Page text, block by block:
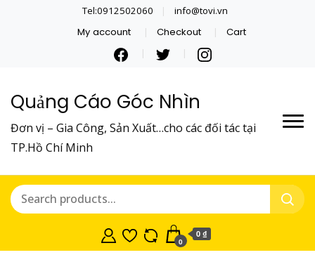
Tel:0912502060 info@tovi.vn
My account Checkout Cart
Quảng Cáo Góc Nhìn
Đơn vị – Gia Công, Sản Xuất…cho các đối tác tại
TP.Hồ Chí Minh
0
0 ₫